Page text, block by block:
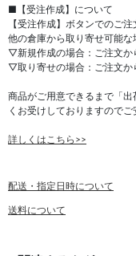
■【受注作成】について
【受注作成】ボタンでのご
他の倉庫から取り寄せ可能な
▽新規作成の場合：ご注文か
▽取り寄せの場合：ご注文か
商品がご用意できるまで「
くお受けしておりますのでご
詳しくはこちら>>
配送・指定日時について
送料について